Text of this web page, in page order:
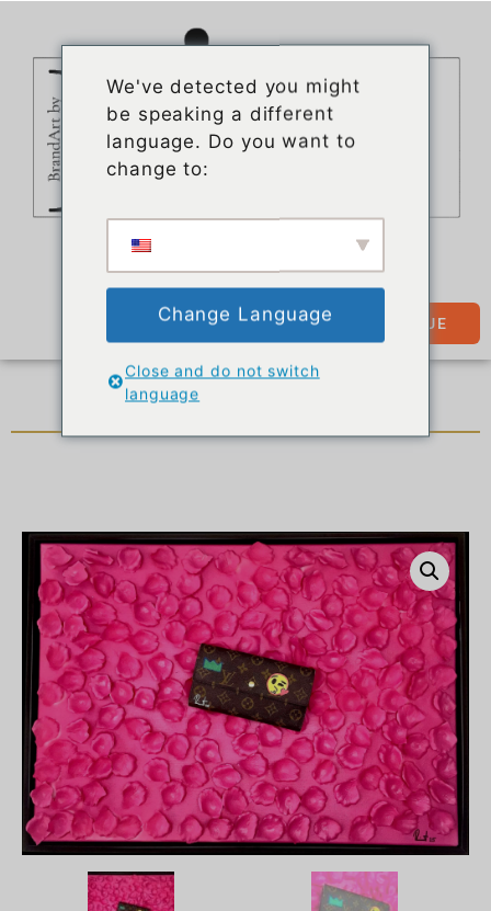
BOUTIQUE
Flirt avec style - l'amour à emporter
We've detected you might
be speaking a different
language. Do you want to
change to:
Change Language
Close and do not switch
language